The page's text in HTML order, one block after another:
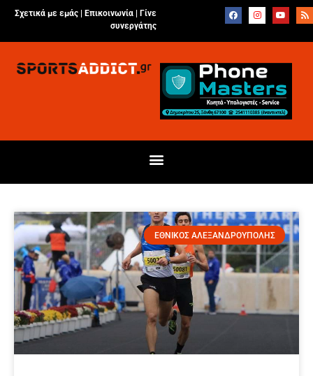
Σχετικά με εμάς | Επικοινωνία
Γίνε
συνεργάτης
ΕΘΝΙΚΟΣ ΑΛΕΞΑΝΔΡΟΥΠΟΛΗΣ